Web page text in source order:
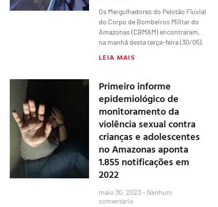
Os Mergulhadores do Pelotão Fluvial
do Corpo de Bombeiros Militar do
Amazonas (CBMAM) encontraram,
na manhã desta terça-feira (30/05),
LEIA MAIS
Primeiro informe
epidemiológico de
monitoramento da
violência sexual contra
crianças e adolescentes
no Amazonas aponta
1.855 notificações em
2022
maio 30, 2023 Nenhum
comentário